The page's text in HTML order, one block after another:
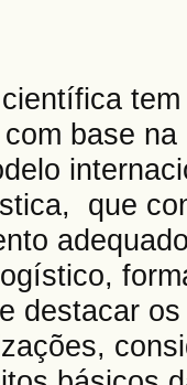
base
que
destacar